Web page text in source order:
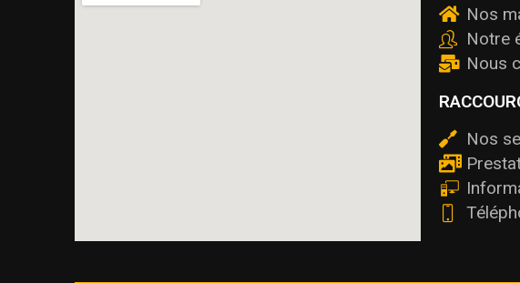
Nos
Notre
Nous
Nos